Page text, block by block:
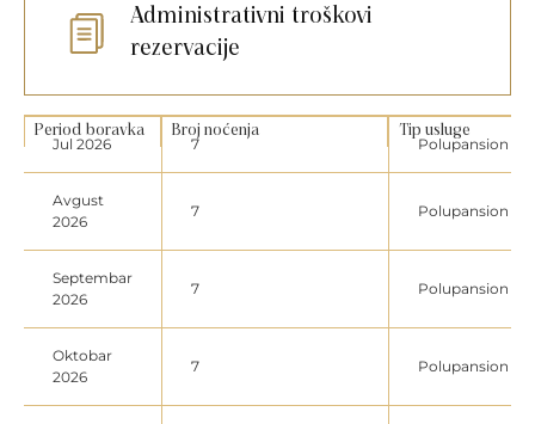
Administrativni troškovi
rezervacije
Period boravka Broj noćenja Tip usluge
Jul 2026 7 Polupansion
Avgust
2026
7 Polupansion
Septembar
2026
7 Polupansion
Oktobar
2026
7 Polupansion